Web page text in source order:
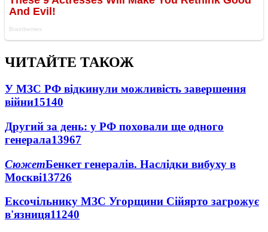
ЧИТАЙТЕ ТАКОЖ
У МЗС РФ відкинули можливість завершення
війни15140
Другий за день: у РФ поховали ще одного
генерала13967
СюжетБенкет генералів. Наслідки вибуху в
Москві13726
Ексочільнику МЗС Угорщини Сійярто загрожує
в'язниця11240